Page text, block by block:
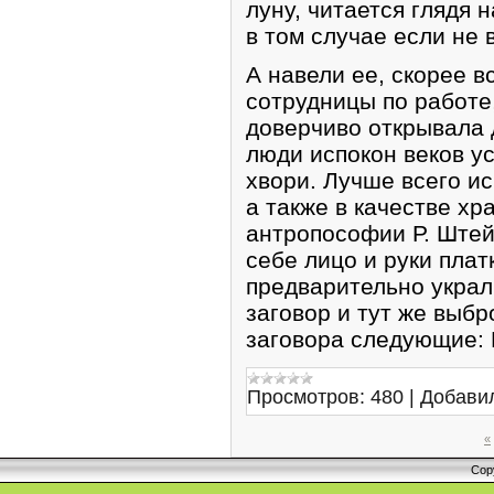
луну, читается глядя
в том случае если не
А навели ее, скорее
сотрудницы по
доверчиво
люди испокон веков
хвори. Лучше всего
а также в качестве
антропософии Р.
себе лицо и руки
предварительно
заговор и тут же
заговора
Просмотров: 480 |
«